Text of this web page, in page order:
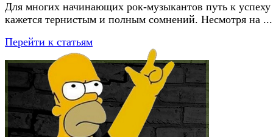
Для многих начинающих рок-музыкантов путь к успеху
кажется тернистым и полным сомнений. Несмотря на ...
Перейти к статьям